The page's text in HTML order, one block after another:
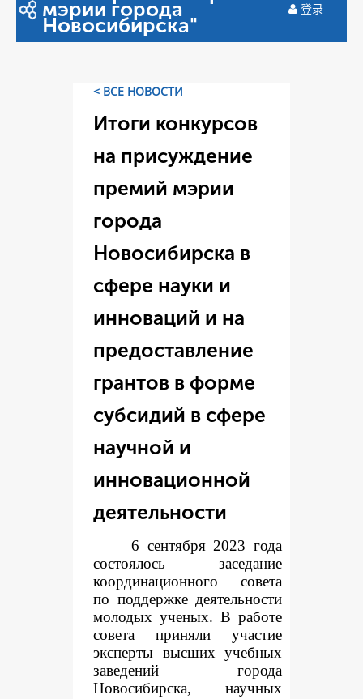
мэрии города
Новосибирска"
登录
< ВСЕ НОВОСТИ
Итоги конкурсов
на присуждение
премий мэрии
города
Новосибирска в
сфере науки и
инноваций и на
предоставление
грантов в форме
субсидий в сфере
научной и
инновационной
деятельности
6 сентября 2023 года
состоялось заседание
координационного совета
по поддержке деятельности
молодых ученых. В работе
совета приняли участие
эксперты высших учебных
заведений города
Новосибирска, научных